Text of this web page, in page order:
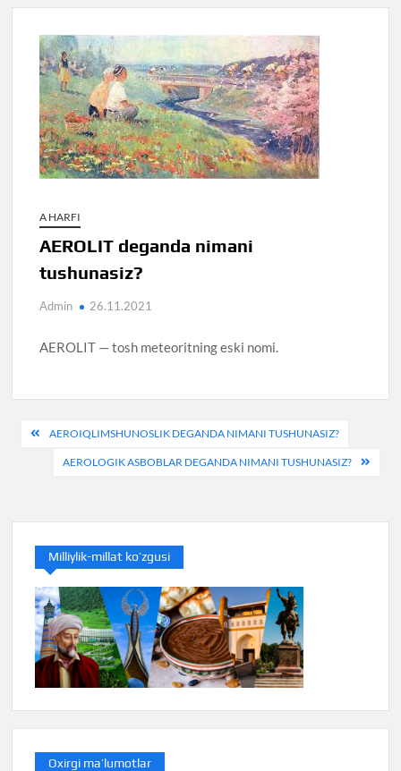
A HARFI
AEROLIT deganda nimani
tushunasiz?
Admin 26.11.2021
AEROLIT — tosh meteoritning eski nomi.
Post
menyusi
AEROIQLIMSHUNOSLIK DEGANDA NIMANI TUSHUNASIZ?
AEROLOGIK ASBOBLAR DEGANDA NIMANI TUSHUNASIZ?
Milliylik-millat ko’zgusi
Oxirgi ma’lumotlar